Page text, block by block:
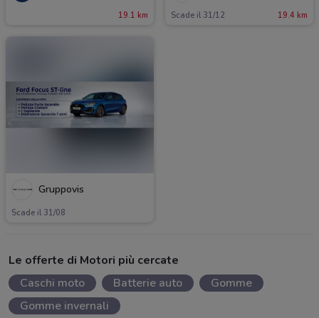
19.1 km Scade il 31/12 19.4 km
Gruppovis
Scade il 31/08
Le offerte di Motori più cercate
Caschi moto
Batterie auto
Gomme
Gomme invernali